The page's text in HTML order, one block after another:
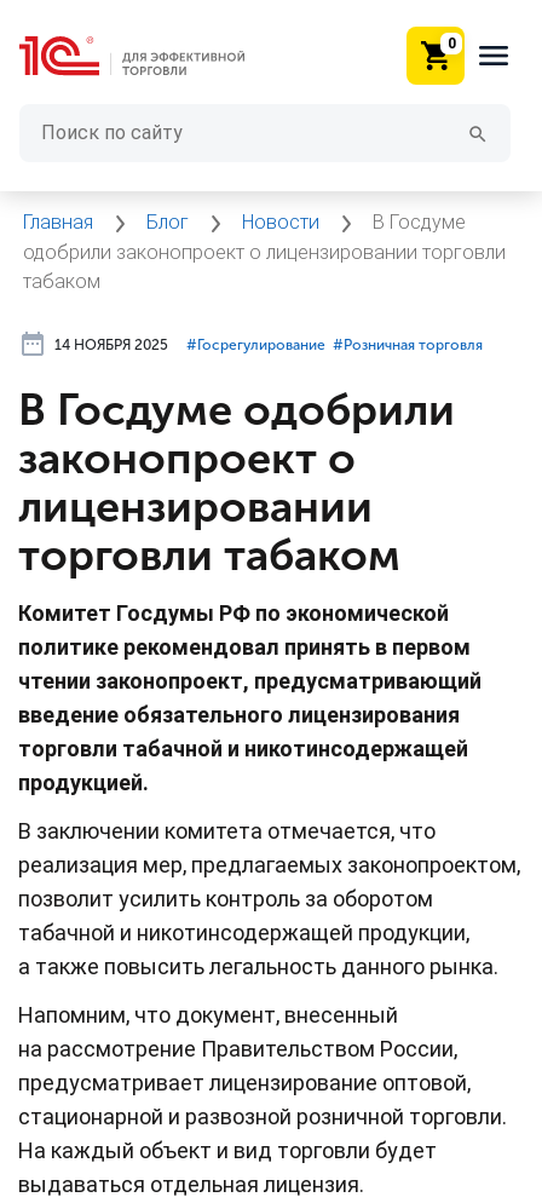
0
Главная Блог Новости
В Госдуме
одобрили законопроект о лицензировании торговли
табаком
14 НОЯБРЯ 2025 #⁣Госрегулирование #⁣Розничная торговля
В Госдуме одобрили
законопроект о
лицензировании
торговли табаком
Комитет Госдумы РФ по экономической
политике рекомендовал принять в первом
чтении законопроект, предусматривающий
введение обязательного лицензирования
торговли табачной и никотинсодержащей
продукцией.
В заключении комитета отмечается, что
реализация мер, предлагаемых законопроектом,
позволит усилить контроль за оборотом
табачной и никотинсодержащей продукции,
а также повысить легальность данного рынка.
Напомним, что документ, внесенный
на рассмотрение Правительством России,
предусматривает лицензирование оптовой,
стационарной и развозной розничной торговли.
На каждый объект и вид торговли будет
выдаваться отдельная лицензия.